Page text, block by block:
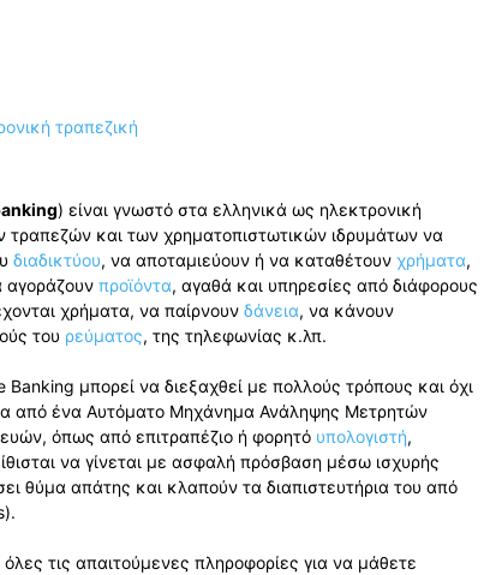
) είναι γνωστό στα ελληνικά ως ηλεκτρονική
τραπεζών και των χρηματοπιστωτικών ιδρυμάτων να
διαδικτύου, να αποταμιεύουν ή να καταθέτουν χρήματα,
αγοράζουν προϊόντα, αγαθά και υπηρεσίες από διάφορους
χρήματα, να παίρνουν δάνεια, να κάνουν
του ρεύματος, της τηλεφωνίας κ.λπ.
μπορεί να διεξαχθεί με πολλούς τρόπους και όχι
από ένα Αυτόματο Μηχάνημα Ανάληψης Μετρητών
όπως από επιτραπέζιο ή φορητό υπολογιστή,
να γίνεται με ασφαλή πρόσβαση μέσω ισχυρής
θύμα απάτης και κλαπούν τα διαπιστευτήρια του από
τις απαιτούμενες πληροφορίες για να μάθετε